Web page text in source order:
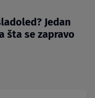
Jedan
šta se zapravo